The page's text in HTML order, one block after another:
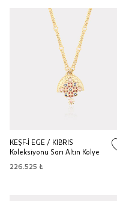
KEŞF-İ EGE / KIBRIS
Koleksiyonu Sarı Altın Kolye
226.525 ₺